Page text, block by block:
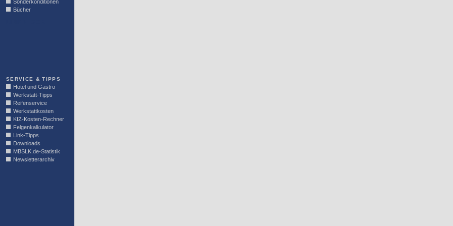
Sonderkonditionen
Bücher
SERVICE & TIPPS
Hotel und Gastro
Werkstatt-Tipps
Reifenservice
Werkstattkosten
KfZ-Kosten-Rechner
Felgenkalkulator
Link-Tipps
Downloads
MBSLK.de-Statistik
Newsletterarchiv